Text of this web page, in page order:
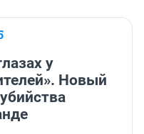
у
Новый